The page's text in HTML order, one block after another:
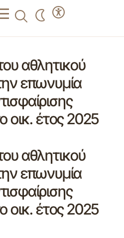
αθλητικού
επωνυμία
οικ. έτος 2025
αθλητικού
επωνυμία
οικ. έτος 2025